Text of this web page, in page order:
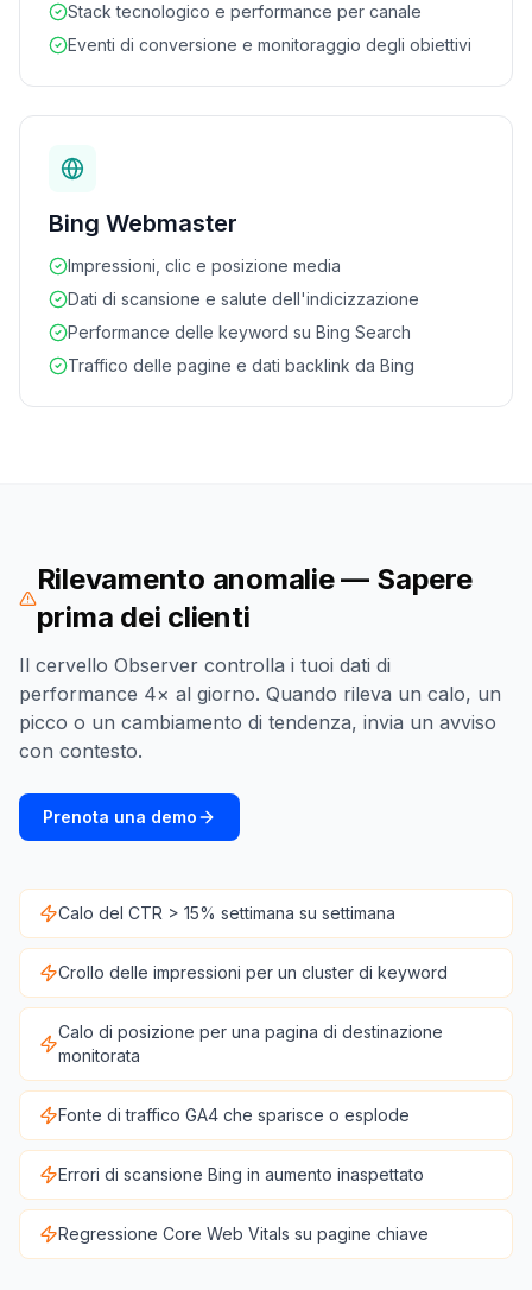
Stack tecnologico e performance per canale
Eventi di conversione e monitoraggio degli obiettivi
Bing Webmaster
Impressioni, clic e posizione media
Dati di scansione e salute dell'indicizzazione
Performance delle keyword su Bing Search
Traffico delle pagine e dati backlink da Bing
Rilevamento anomalie — Sapere
prima dei clienti
Il cervello Observer controlla i tuoi dati di
performance 4× al giorno. Quando rileva un calo, un
picco o un cambiamento di tendenza, invia un avviso
con contesto.
Prenota una demo
Calo del CTR > 15% settimana su settimana
Crollo delle impressioni per un cluster di keyword
Calo di posizione per una pagina di destinazione
monitorata
Fonte di traffico GA4 che sparisce o esplode
Errori di scansione Bing in aumento inaspettato
Regressione Core Web Vitals su pagine chiave